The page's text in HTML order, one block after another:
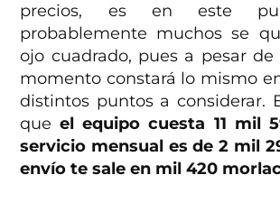
precios, es en este
probablemente muchos se
ojo cuadrado, pues a pesar
momento constará lo mismo
distintos puntos a considerar.
queel equipo cuesta 11 mil
servicio mensual es de 2 mil
envío te sale en mil 420